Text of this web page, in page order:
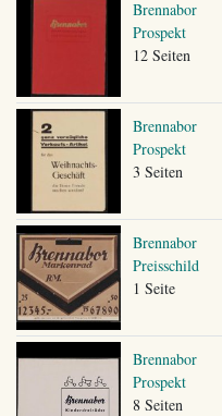
Brennabor
Prospekt
12 Seiten
Brennabor
Prospekt
3 Seiten
Brennabor
Preisschild
1 Seite
Brennabor
Prospekt
8 Seiten